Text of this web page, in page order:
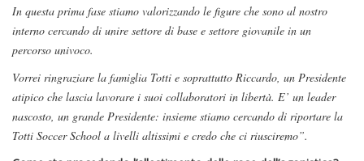
In questa prima fase stiamo valorizzando le figure che sono al nostro
interno cercando di unire settore di base e settore giovanile in un
percorso univoco.
Vorrei ringraziare la famiglia Totti e soprattutto Riccardo, un Presidente
atipico che lascia lavorare i suoi collaboratori in libertà. E’ un leader
nascosto, un grande Presidente: insieme stiamo cercando di riportare la
Totti Soccer School a livelli altissimi e credo che ci riusciremo”.